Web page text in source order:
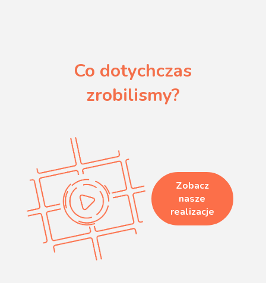
Co dotychczas
zrobilismy?
Zobacz
nasze
realizacje